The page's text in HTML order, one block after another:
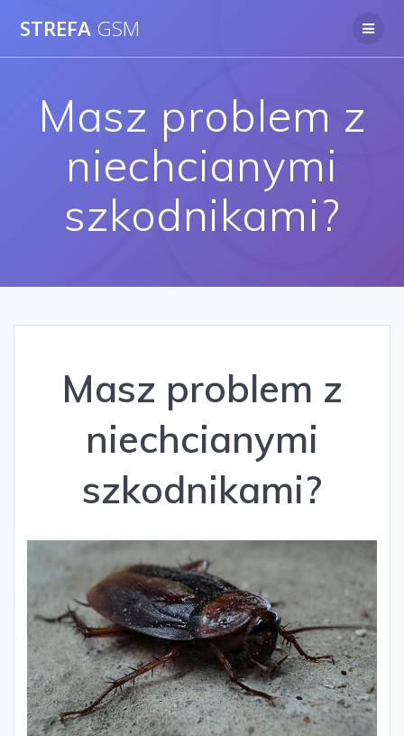
STREFA GSM
Masz problem z
niechcianymi
szkodnikami?
Masz problem z
niechcianymi
szkodnikami?